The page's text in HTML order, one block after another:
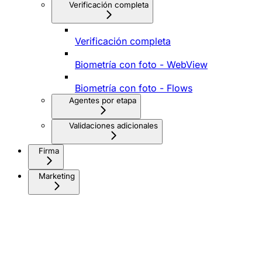
Verificación completa
Verificación completa
Biometría con foto - WebView
Biometría con foto - Flows
Agentes por etapa
Validaciones adicionales
Firma
Marketing